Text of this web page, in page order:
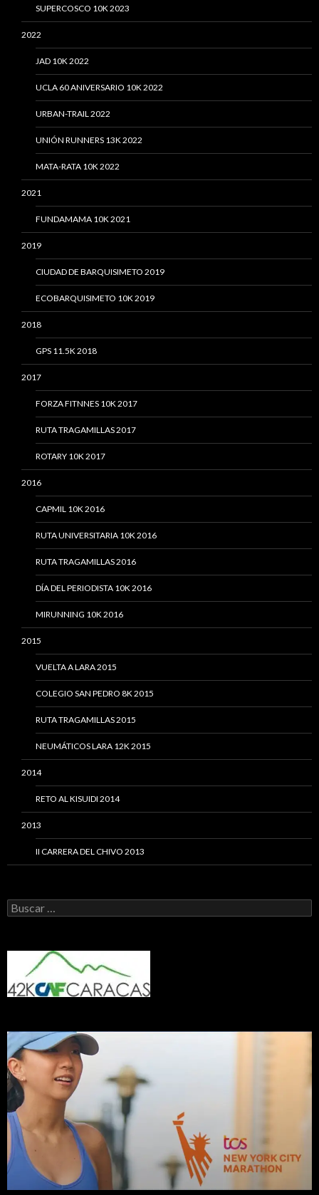
SUPERCOSCO 10K 2023
2022
JAD 10K 2022
UCLA 60 ANIVERSARIO 10K 2022
URBAN-TRAIL 2022
UNIÓN RUNNERS 13K 2022
MATA-RATA 10K 2022
2021
FUNDAMAMA 10K 2021
2019
CIUDAD DE BARQUISIMETO 2019
ECOBARQUISIMETO 10K 2019
2018
GPS 11.5K 2018
2017
FORZA FITNNES 10K 2017
RUTA TRAGAMILLAS 2017
ROTARY 10K 2017
2016
CAPMIL 10K 2016
RUTA UNIVERSITARIA 10K 2016
RUTA TRAGAMILLAS 2016
DÍA DEL PERIODISTA 10K 2016
MIRUNNING 10K 2016
2015
VUELTA A LARA 2015
COLEGIO SAN PEDRO 8K 2015
RUTA TRAGAMILLAS 2015
NEUMÁTICOS LARA 12K 2015
2014
RETO AL KISUIDI 2014
2013
II CARRERA DEL CHIVO 2013
Buscar: